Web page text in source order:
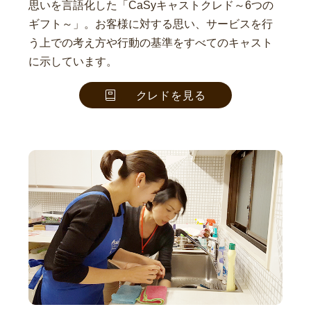
思いを言語化した「CaSyキャストクレド～6つの
ギフト～」。お客様に対する思い、サービスを行
う上での考え方や行動の基準をすべてのキャスト
に示しています。
クレドを見る